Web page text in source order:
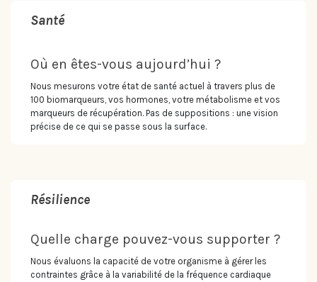
Santé
Où en êtes-vous aujourd’hui ?
Nous mesurons votre état de santé actuel à travers plus de
100 biomarqueurs, vos hormones, votre métabolisme et vos
marqueurs de récupération. Pas de suppositions : une vision
précise de ce qui se passe sous la surface.
Résilience
Quelle charge pouvez-vous supporter ?
Nous évaluons la capacité de votre organisme à gérer les
contraintes grâce à la variabilité de la fréquence cardiaque